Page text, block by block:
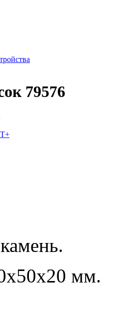
79576
мм.